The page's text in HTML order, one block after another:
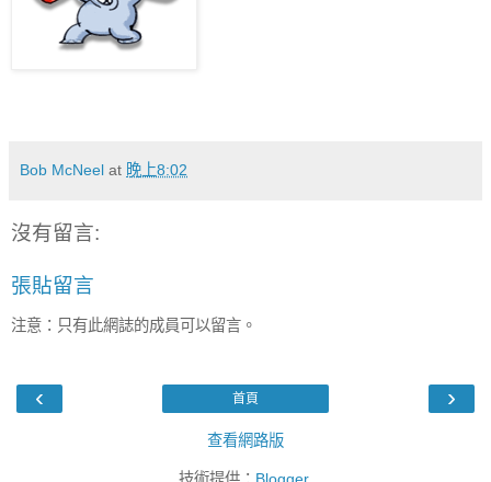
Bob McNeel at 晚上8:02
沒有留言:
張貼留言
注意：只有此網誌的成員可以留言。
‹ ›
首頁
查看網路版